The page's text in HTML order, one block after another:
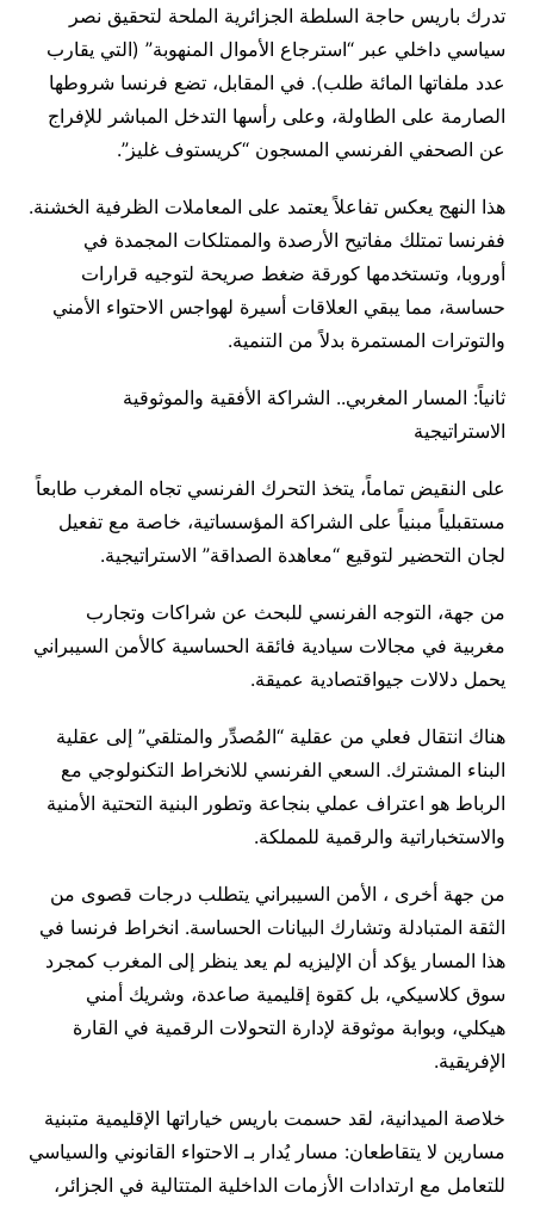
تدرك باريس حاجة السلطة الجزائرية الملحة لتحقيق نصر
سياسي داخلي عبر “استرجاع الأموال المنهوبة” (التي يقارب
عدد ملفاتها المائة طلب). في المقابل، تضع فرنسا شروطها
الصارمة على الطاولة، وعلى رأسها التدخل المباشر للإفراج
عن الصحفي الفرنسي المسجون “كريستوف غليز”.
هذا النهج يعكس تفاعلاً يعتمد على المعاملات الظرفية الخشنة.
ففرنسا تمتلك مفاتيح الأرصدة والممتلكات المجمدة في
أوروبا، وتستخدمها كورقة ضغط صريحة لتوجيه قرارات
حساسة، مما يبقي العلاقات أسيرة لهواجس الاحتواء الأمني
والتوترات المستمرة بدلاً من التنمية.
ثانياً: المسار المغربي.. الشراكة الأفقية والموثوقية
الاستراتيجية
على النقيض تماماً، يتخذ التحرك الفرنسي تجاه المغرب طابعاً
مستقبلياً مبنياً على الشراكة المؤسساتية، خاصة مع تفعيل
لجان التحضير لتوقيع “معاهدة الصداقة” الاستراتيجية.
من جهة، التوجه الفرنسي للبحث عن شراكات وتجارب
مغربية في مجالات سيادية فائقة الحساسية كالأمن السيبراني
يحمل دلالات جيواقتصادية عميقة.
هناك انتقال فعلي من عقلية “المُصدِّر والمتلقي” إلى عقلية
البناء المشترك. السعي الفرنسي للانخراط التكنولوجي مع
الرباط هو اعتراف عملي بنجاعة وتطور البنية التحتية الأمنية
والاستخباراتية والرقمية للمملكة.
من جهة أخرى ، الأمن السيبراني يتطلب درجات قصوى من
الثقة المتبادلة وتشارك البيانات الحساسة. انخراط فرنسا في
هذا المسار يؤكد أن الإليزيه لم يعد ينظر إلى المغرب كمجرد
سوق كلاسيكي، بل كقوة إقليمية صاعدة، وشريك أمني
هيكلي، وبوابة موثوقة لإدارة التحولات الرقمية في القارة
الإفريقية.
خلاصة الميدانية، لقد حسمت باريس خياراتها الإقليمية متبنية
مسارين لا يتقاطعان: مسار يُدار بـ الاحتواء القانوني والسياسي
للتعامل مع ارتدادات الأزمات الداخلية المتتالية في الجزائر،